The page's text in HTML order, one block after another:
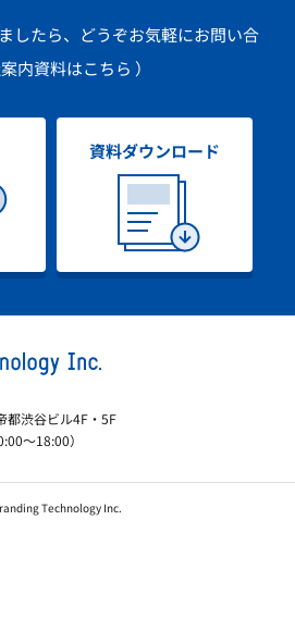
したら、どうぞお気軽にお問い合
案内資料はこちら ）
資料ダウンロード
都渋谷ビル4F・5F
～18:00）
Technology Inc.